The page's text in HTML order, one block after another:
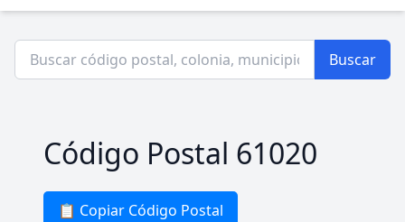
Buscar
Código Postal 61020
📋 Copiar Código Postal